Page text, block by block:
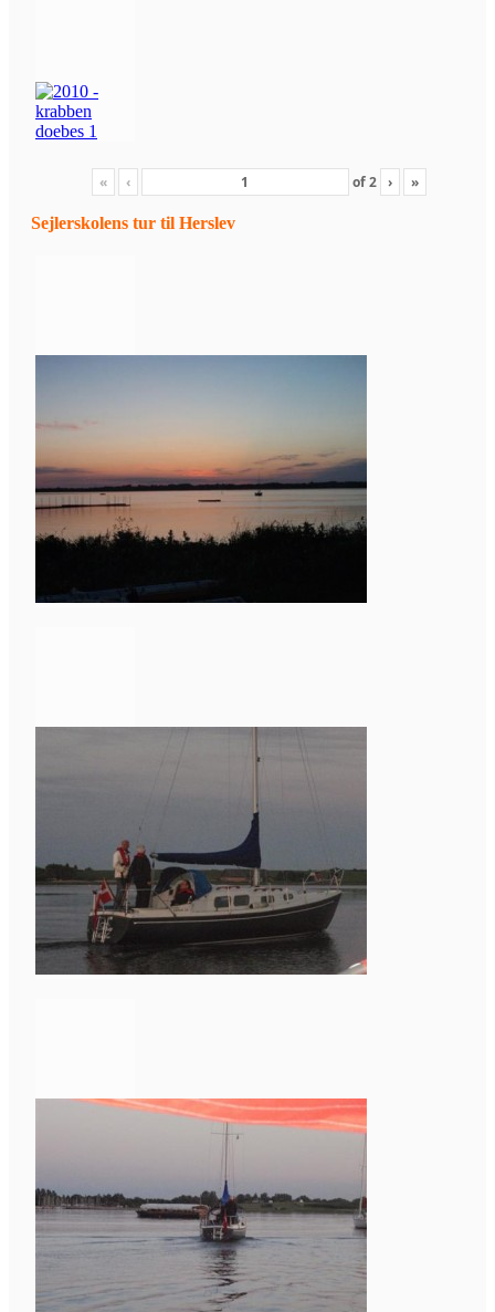
« ‹ of2 › »
Sejlerskolens tur til Herslev